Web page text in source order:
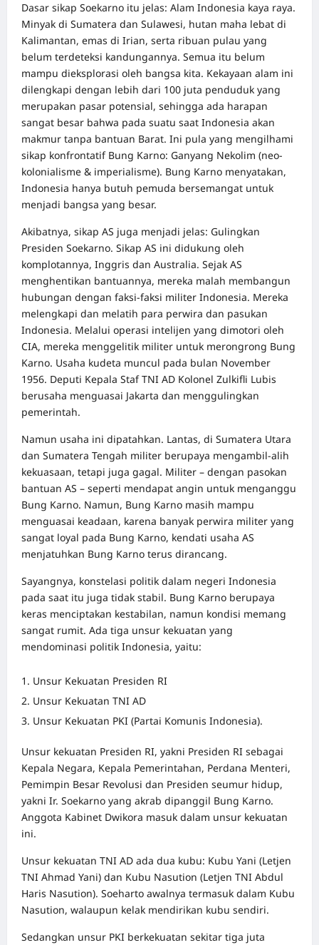
Dasar sikap Soekarno itu jelas: Alam Indonesia kaya raya.
Minyak di Sumatera dan Sulawesi, hutan maha lebat di
Kalimantan, emas di Irian, serta ribuan pulau yang
belum terdeteksi kandungannya. Semua itu belum
mampu dieksplorasi oleh bangsa kita. Kekayaan alam ini
dilengkapi dengan lebih dari 100 juta penduduk yang
merupakan pasar potensial, sehingga ada harapan
sangat besar bahwa pada suatu saat Indonesia akan
makmur tanpa bantuan Barat. Ini pula yang mengilhami
sikap konfrontatif Bung Karno: Ganyang Nekolim (neo-
kolonialisme & imperialisme). Bung Karno menyatakan,
Indonesia hanya butuh pemuda bersemangat untuk
menjadi bangsa yang besar.
Akibatnya, sikap AS juga menjadi jelas: Gulingkan
Presiden Soekarno. Sikap AS ini didukung oleh
komplotannya, Inggris dan Australia. Sejak AS
menghentikan bantuannya, mereka malah membangun
hubungan dengan faksi-faksi militer Indonesia. Mereka
melengkapi dan melatih para perwira dan pasukan
Indonesia. Melalui operasi intelijen yang dimotori oleh
CIA, mereka menggelitik militer untuk merongrong Bung
Karno. Usaha kudeta muncul pada bulan November
1956. Deputi Kepala Staf TNI AD Kolonel Zulkifli Lubis
berusaha menguasai Jakarta dan menggulingkan
pemerintah.
Namun usaha ini dipatahkan. Lantas, di Sumatera Utara
dan Sumatera Tengah militer berupaya mengambil-alih
kekuasaan, tetapi juga gagal. Militer – dengan pasokan
bantuan AS – seperti mendapat angin untuk menganggu
Bung Karno. Namun, Bung Karno masih mampu
menguasai keadaan, karena banyak perwira militer yang
sangat loyal pada Bung Karno, kendati usaha AS
menjatuhkan Bung Karno terus dirancang.
Sayangnya, konstelasi politik dalam negeri Indonesia
pada saat itu juga tidak stabil. Bung Karno berupaya
keras menciptakan kestabilan, namun kondisi memang
sangat rumit. Ada tiga unsur kekuatan yang
mendominasi politik Indonesia, yaitu:
Unsur Kekuatan Presiden RI
Unsur Kekuatan TNI AD
Unsur Kekuatan PKI (Partai Komunis Indonesia).
Unsur kekuatan Presiden RI, yakni Presiden RI sebagai
Kepala Negara, Kepala Pemerintahan, Perdana Menteri,
Pemimpin Besar Revolusi dan Presiden seumur hidup,
yakni Ir. Soekarno yang akrab dipanggil Bung Karno.
Anggota Kabinet Dwikora masuk dalam unsur kekuatan
ini.
Unsur kekuatan TNI AD ada dua kubu: Kubu Yani (Letjen
TNI Ahmad Yani) dan Kubu Nasution (Letjen TNI Abdul
Haris Nasution). Soeharto awalnya termasuk dalam Kubu
Nasution, walaupun kelak mendirikan kubu sendiri.
Sedangkan unsur PKI berkekuatan sekitar tiga juta